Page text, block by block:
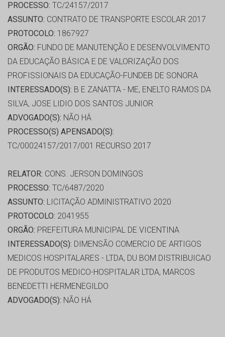
PROCESSO: TC/24157/2017
ASSUNTO: CONTRATO DE TRANSPORTE ESCOLAR 2017
PROTOCOLO: 1867927
ORGÃO: FUNDO DE MANUTENÇÃO E DESENVOLVIMENTO
DA EDUCAÇÃO BÁSICA E DE VALORIZAÇÃO DOS
PROFISSIONAIS DA EDUCAÇÃO-FUNDEB DE SONORA
INTERESSADO(S): B E ZANATTA - ME, ENELTO RAMOS DA
SILVA, JOSE LIDIO DOS SANTOS JUNIOR
ADVOGADO(S): NÃO HÁ
PROCESSO(S) APENSADO(S):
TC/00024157/2017/001 RECURSO 2017
RELATOR: CONS. JERSON DOMINGOS
PROCESSO: TC/6487/2020
ASSUNTO: LICITAÇÃO ADMINISTRATIVO 2020
PROTOCOLO: 2041955
ORGÃO: PREFEITURA MUNICIPAL DE VICENTINA
INTERESSADO(S): DIMENSÃO COMERCIO DE ARTIGOS
MEDICOS HOSPITALARES - LTDA, DU BOM DISTRIBUICAO
DE PRODUTOS MEDICO-HOSPITALAR LTDA, MARCOS
BENEDETTI HERMENEGILDO
ADVOGADO(S): NÃO HÁ